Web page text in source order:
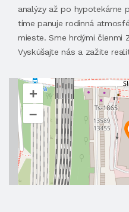
analýzy až po hypotekárne
tíme panuje rodinná
mieste. Sme hrdými členmi
Vyskúšajte nás a zažite
+
–